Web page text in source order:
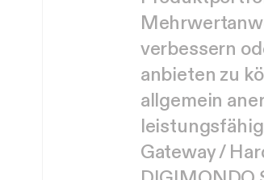
Mehrwertanw
verbessern od
anbieten zu kö
allgemein ane
leistungsfähig
Gateway/ Har